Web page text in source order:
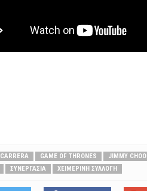
CARRERA GAME OF THRONES JIMMY CHOO
ΣΥΝΕΡΓΑΣΊΑ ΧΕΙΜΕΡΙΝΉ ΣΥΛΛΟΓΉ